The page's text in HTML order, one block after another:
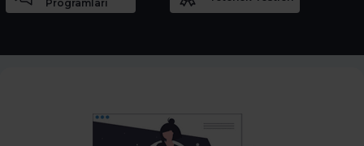
Programları